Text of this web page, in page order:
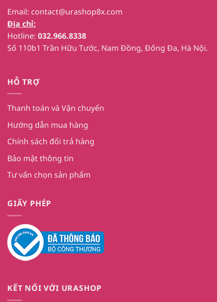
Email: contact@urashop8x.com
Địa chỉ:
Hotline: 032.966.8338
Số 110b1 Trần Hữu Tước, Nam Đồng, Đống Đa, Hà Nội.
HỖ TRỢ
Thanh toán và Vận chuyển
Hướng dẫn mua hàng
Chính sách đổi trả hàng
Bảo mật thông tin
Tư vấn chọn sản phẩm
GIẤY PHÉP
KẾT NỐI VỚI URASHOP